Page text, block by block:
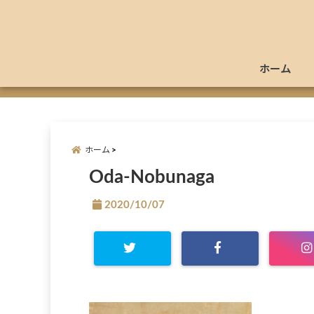
ホーム
ホーム
Oda-Nobunaga
2020/10/07